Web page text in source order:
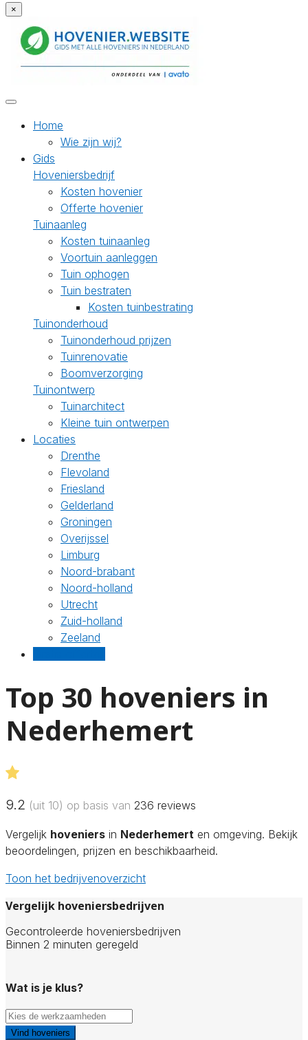
×
Home
Wie zijn wij?
Gids
Hoveniersbedrijf
Kosten hovenier
Offerte hovenier
Tuinaanleg
Kosten tuinaanleg
Voortuin aanleggen
Tuin ophogen
Tuin bestraten
Kosten tuinbestrating
Tuinonderhoud
Tuinonderhoud prijzen
Tuinrenovatie
Boomverzorging
Tuinontwerp
Tuinarchitect
Kleine tuin ontwerpen
Locaties
Drenthe
Flevoland
Friesland
Gelderland
Groningen
Overijssel
Limburg
Noord-brabant
Noord-holland
Utrecht
Zuid-holland
Zeeland
Top 30 hoveniers in
Nederhemert
9.2 (uit 10) op basis van 236 reviews
Vergelijk hoveniers in Nederhemert en omgeving. Bekijk
beoordelingen, prijzen en beschikbaarheid.
Toon het bedrijvenoverzicht
Vergelijk hoveniersbedrijven
Gecontroleerde hoveniersbedrijven
Binnen 2 minuten geregeld
Wat is je klus?
Vind hoveniers